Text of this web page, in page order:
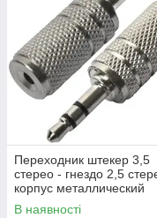
Переходник штекер 3,5
стерео - гнездо 2,5
корпус металлический
В наявності